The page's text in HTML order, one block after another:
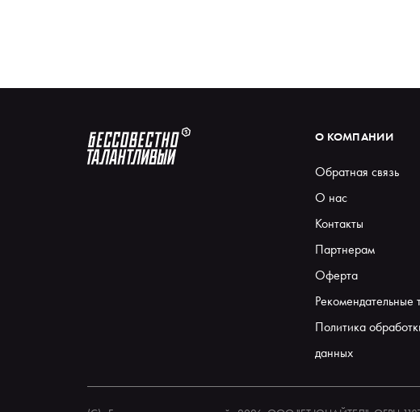
О КОМПАНИИ
Обратная связь
О нас
Контакты
Партнерам
Оферта
Рекомендательные
Политика
данных